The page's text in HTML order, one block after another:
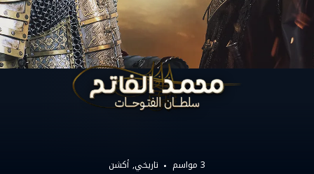
3 مواسم تاريخي أكشن